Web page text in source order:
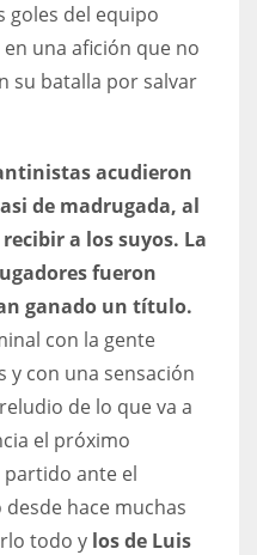
goles del equipo
una afición que no
su batalla por salvar
acudieron
de madrugada, al
a los suyos. La
fueron
ganado un título.
con la gente
y con una sensación
de lo que va a
el próximo
ante el
hace muchas
todo y los de Luis